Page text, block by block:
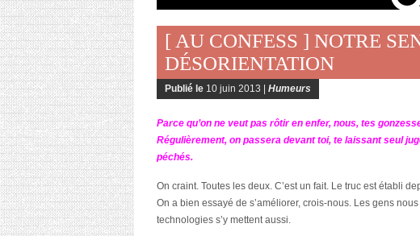
[ AU CONFESS ] NOTRE
DÉSORIENTATION
Publié le 10 juin 2013 | Humeurs
Parce qu’on ne veut pas rôtir en enfer, nous, tes
Régulièrement, on passera devant toi, te laissant seul
péchés.
On craint. Toutes les deux. C’est un fait. Le truc est établi
On a bien essayé de s’améliorer, crois-nous. Les gens
technologies s’y mettent aussi.